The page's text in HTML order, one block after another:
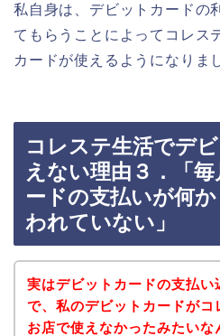
私自身は、デビットカードの
てもらうことによってコレス
カードが使えるようになりま
コレステ生活でデ
えない理由３．「
ードの支払いが何
われていない」
実はデビットカードの支払い
で、私のデビットカードがコ
お店で使えなかったみたいな